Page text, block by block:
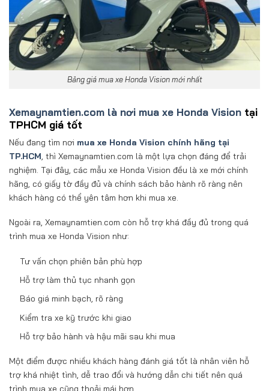
Bảng giá mua xe Honda Vision mới nhất
Xemaynamtien.com là nơi mua xe Honda Vision tại
TPHCM giá tốt
Nếu đang tìm nơi mua xe Honda Vision chính hãng tại
TP.HCM, thì Xemaynamtien.com là một lựa chọn đáng để trải
nghiệm. Tại đây, các mẫu xe Honda Vision đều là xe mới chính
hãng, có giấy tờ đầy đủ và chính sách bảo hành rõ ràng nên
khách hàng có thể yên tâm hơn khi mua xe.
Ngoài ra, Xemaynamtien.com còn hỗ trợ khá đầy đủ trong quá
trình mua xe Honda Vision như:
Tư vấn chọn phiên bản phù hợp
Hỗ trợ làm thủ tục nhanh gọn
Báo giá minh bạch, rõ ràng
Kiểm tra xe kỹ trước khi giao
Hỗ trợ bảo hành và hậu mãi sau khi mua
Một điểm được nhiều khách hàng đánh giá tốt là nhân viên hỗ
trợ khá nhiệt tình, dễ trao đổi và hướng dẫn chi tiết nên quá
trình mua xe cũng thoải mái hơn.